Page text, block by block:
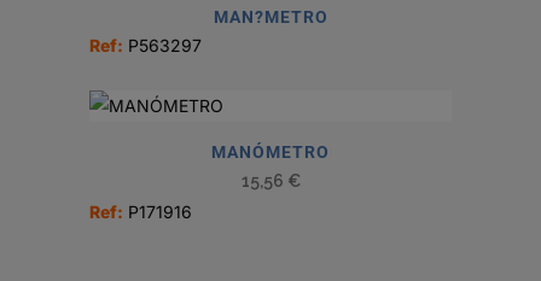
MAN?METRO
Ref: P563297
MANÓMETRO
15,56 €
Ref: P171916